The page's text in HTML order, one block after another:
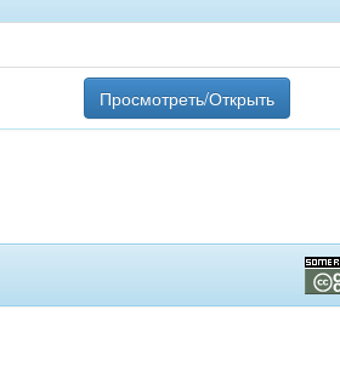
Просмотреть/Открыть